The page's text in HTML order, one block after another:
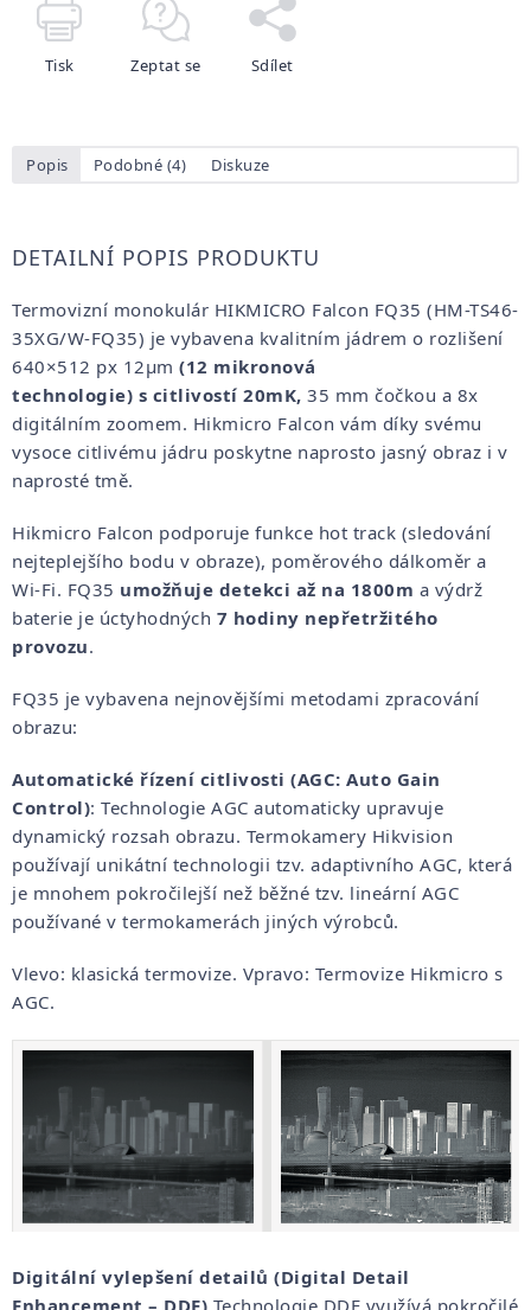
Tisk Zeptat se Sdílet
Popis Podobné (4) Diskuze
DETAILNÍ POPIS PRODUKTU
Termovizní monokulár HIKMICRO Falcon FQ35 (HM-TS46-
35XG/W-FQ35) je vybavena kvalitním jádrem o rozlišení
640×512 px 12µm (12 mikronová
technologie) s citlivostí 20mK, 35 mm čočkou a 8x
digitálním zoomem. Hikmicro Falcon vám díky svému
vysoce citlivému jádru poskytne naprosto jasný obraz i v
naprosté tmě.
Hikmicro Falcon podporuje funkce hot track (sledování
nejteplejšího bodu v obraze), poměrového dálkoměr a
Wi-Fi. FQ35 umožňuje detekci až na 1800m a výdrž
baterie je úctyhodných 7 hodiny nepřetržitého
provozu.
FQ35 je vybavena nejnovějšími metodami zpracování
obrazu:
Automatické řízení citlivosti (AGC: Auto Gain
Control): Technologie AGC automaticky upravuje
dynamický rozsah obrazu. Termokamery Hikvision
používají unikátní technologii tzv. adaptivního AGC, která
je mnohem pokročilejší než běžné tzv. lineární AGC
používané v termokamerách jiných výrobců.
Vlevo: klasická termovize. Vpravo: Termovize Hikmicro s
AGC.
Digitální vylepšení detailů (Digital Detail
Enhancement – DDE) Technologie DDE využívá pokročilé